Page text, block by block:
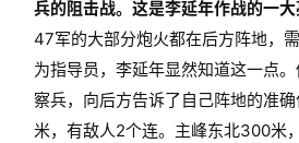
兵的阻击战。这是李延年作战的一大
47军的大部分炮火都在后方阵地，
为指导员，李延年显然知道这一点
察兵，向后方告诉了自己阵地的准
米，有敌人2个连。主峰东北300米